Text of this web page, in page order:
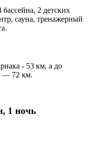
2 детских
сауна, тренажерный
- 53 км, а до
— 72 км.
1 ночь